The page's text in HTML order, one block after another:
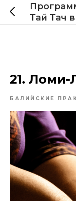
Тай Тач
21.
БАЛИЙСКИЕ